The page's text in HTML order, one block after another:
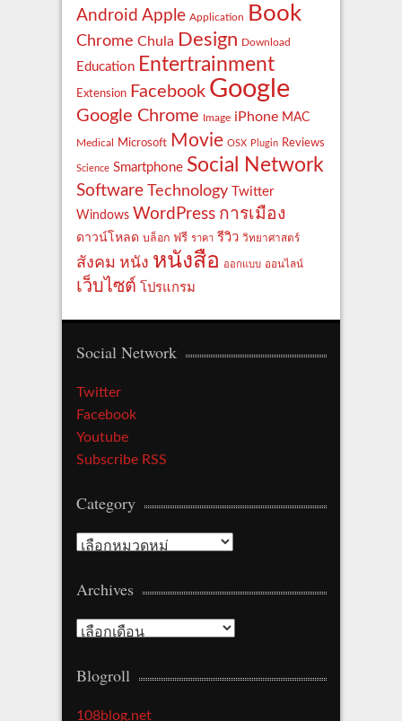
Android Apple Application Book
Chrome Chula Design Download
Education Entertrainment
Extension Facebook Google
Google Chrome Image iPhone MAC
Medical Microsoft Movie OSX Plugin Reviews
Science Smartphone Social Network
Software Technology
Twitter
Windows WordPress การเมือง
ดาวน์โหลด บล็อก ฟรี ราคา รีวิว วิทยาศาสตร์
สังคม หนัง หนังสือ ออกแบบ ออนไลน์
เว็บไซต์ โปรแกรม
Social Network
Twitter
Facebook
Youtube
Subscribe RSS
Category
Category
Archives
Archives
Blogroll
108blog.net